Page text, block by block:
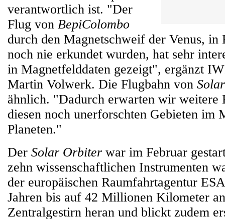
verantwortlich ist. "Der
Flug von BepiColombo
durch den Magnetschweif der Venus, in
noch nie erkundet wurden, hat sehr
in Magnetfelddaten gezeigt", ergänzt
Martin Volwerk. Die Flugbahn von
ähnlich. "Dadurch erwarten wir weitere
diesen noch unerforschten Gebieten im
Planeten."
Der Solar Orbiter war im Februar
zehn wissenschaftlichen Instrumenten
der europäischen Raumfahrtagentur
Jahren bis auf 42 Millionen Kilometer
Zentralgestirn heran und blickt zudem